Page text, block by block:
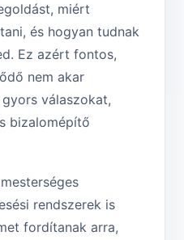
miért
és hogyan tudnak
Ez azért fontos,
nem akar
válaszokat,
bizalomépítő
rendszerek is
fordítanak arra,